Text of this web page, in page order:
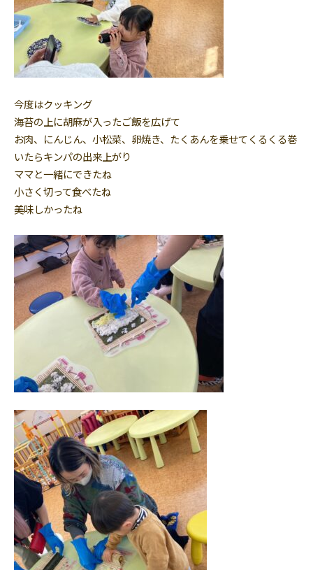
今度はクッキング
海苔の上に胡麻が入ったご飯を広げて
お肉、にんじん、小松菜、卵焼き、たくあんを乗せてくるくる巻
いたらキンパの出来上がり
ママと一緒にできたね
小さく切って食べたね
美味しかったね